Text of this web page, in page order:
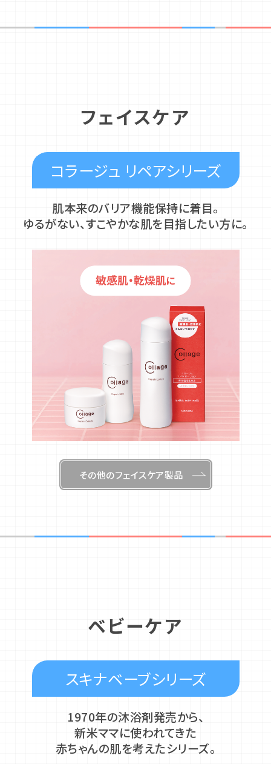
フェイスケア
コラージュ リペアシリーズ
肌本来のバリア機能保持に着目。
ゆるがない、すこやかな肌を目指したい方に。
その他のフェイスケア製品
ベビーケア
スキナベーブシリーズ
1970年の沐浴剤発売から、
新米ママに使われてきた
赤ちゃんの肌を考えたシリーズ。